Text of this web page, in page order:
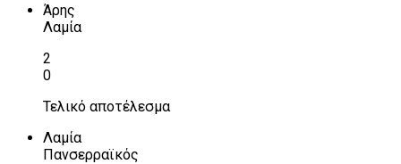
Άρης
Λαμία
2
0
Τελικό αποτέλεσμα
Λαμία
Πανσερραϊκός